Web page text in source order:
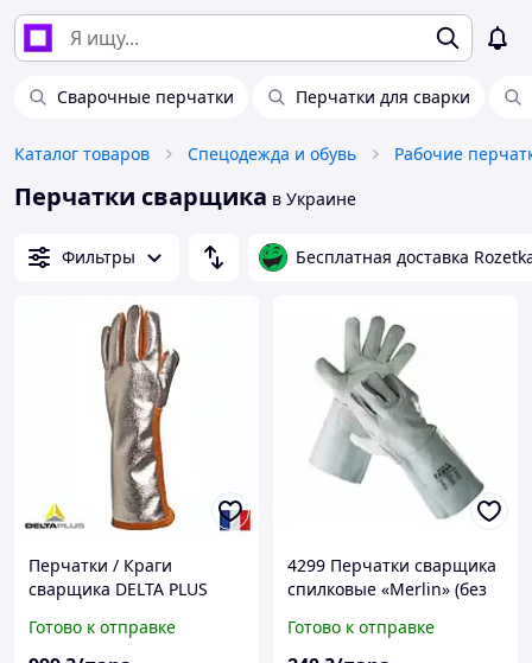
Сварочные перчатки Перчатки для сварки
Каталог товаров Спецодежда и обувь Рабочие
Перчатки сварщика в Украине
Фильтры Бесплатная доставка
Перчатки / Краги
сварщика DELTA PLUS
Готово к отправке
4299 Перчатки сварщика
спилковые «Merlin» (без
Готово к отправке